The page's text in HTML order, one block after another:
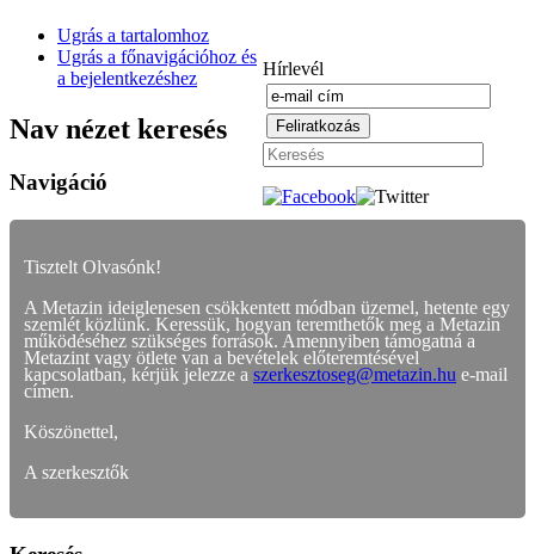
Hírlevél
Ugrás a tartalomhoz
Ugrás a főnavigációhoz és
a bejelentkezéshez
Nav nézet keresés
Navigáció
Tisztelt Olvasónk!
A Metazin ideiglenesen csökkentett módban üzemel, hetente egy
szemlét közlünk. Keressük, hogyan teremthetők meg a Metazin
működéséhez szükséges források. Amennyiben támogatná a
Metazint vagy ötlete van a bevételek előteremtésével
kapcsolatban, kérjük jelezze a szerkesztoseg@metazin.hu e-mail
címen.
Köszönettel,
A szerkesztők